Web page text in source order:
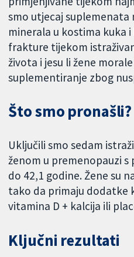
smo utjecaj suplemenata
minerala u kostima kuka
frakture tijekom
života i jesu li žene
suplementiranje zbog
Što smo pronašli?
Uključili smo sedam
ženom u premenopauzi
do 42,1 godine. Žene su
tako da primaju dodatke
vitamina D + kalcija ili
Ključni rezultati